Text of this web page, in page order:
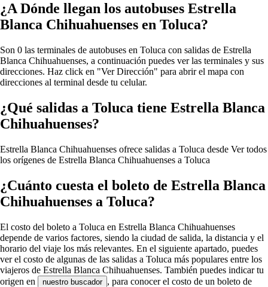
¿A Dónde llegan los autobuses Estrella
Blanca Chihuahuenses en Toluca?
Son 0 las terminales de autobuses en Toluca con salidas de Estrella
Blanca Chihuahuenses, a continuación puedes ver las terminales y sus
direcciones. Haz click en "Ver Dirección" para abrir el mapa con
direcciones al terminal desde tu celular.
¿Qué salidas a Toluca tiene Estrella Blanca
Chihuahuenses?
Estrella Blanca Chihuahuenses ofrece salidas a Toluca desde Ver todos
los orígenes de Estrella Blanca Chihuahuenses a Toluca
¿Cuánto cuesta el boleto de Estrella Blanca
Chihuahuenses a Toluca?
El costo del boleto a Toluca en Estrella Blanca Chihuahuenses
depende de varios factores, siendo la ciudad de salida, la distancia y el
horario del viaje los más relevantes. En el siguiente apartado, puedes
ver el costo de algunas de las salidas a Toluca más populares entre los
viajeros de Estrella Blanca Chihuahuenses. También puedes indicar tu
origen en
nuestro buscador , para conocer el costo de un boleto de